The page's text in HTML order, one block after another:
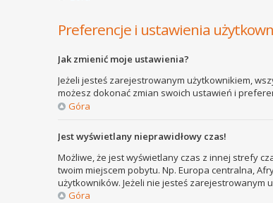
Preferencje i ustawienia
Jak zmienić moje ustawienia?
Jeżeli jesteś zarejestrowanym użytkownikiem,
możesz dokonać zmian swoich ustawień i
Góra
Jest wyświetlany nieprawidłowy czas!
Możliwe, że jest wyświetlany czas z innej strefy
twoim miejscem pobytu. Np. Europa centralna,
użytkowników. Jeżeli nie jesteś zarejestrowanym
Góra